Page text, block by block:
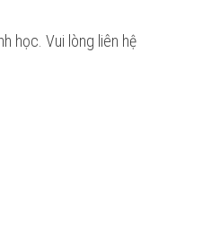
học. Vui lòng liên hệ